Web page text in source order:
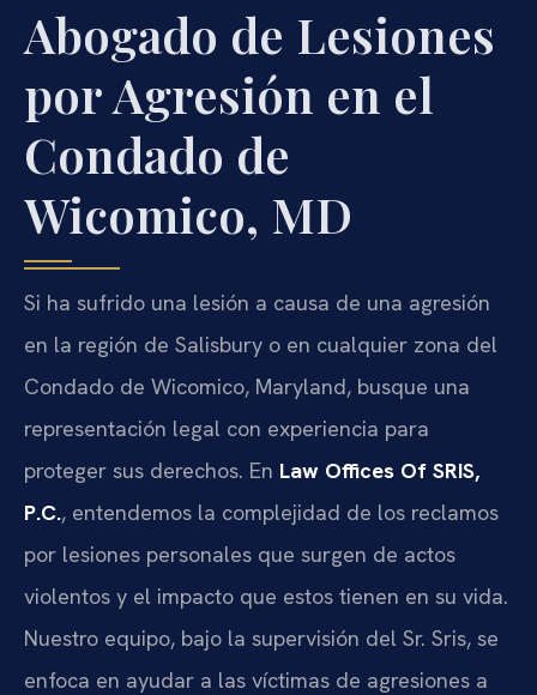
Abogado de Lesiones
por Agresión en el
Condado de
Wicomico, MD
Si ha sufrido una lesión a causa de una agresión
en la región de Salisbury o en cualquier zona del
Condado de Wicomico, Maryland, busque una
representación legal con experiencia para
proteger sus derechos. En Law Offices Of SRIS,
P.C., entendemos la complejidad de los reclamos
por lesiones personales que surgen de actos
violentos y el impacto que estos tienen en su vida.
Nuestro equipo, bajo la supervisión del Sr. Sris, se
enfoca en ayudar a las víctimas de agresiones a